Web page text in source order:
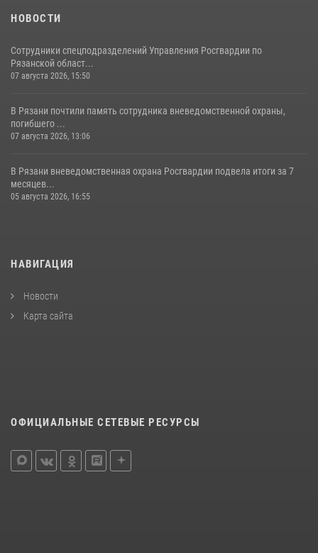
НОВОСТИ
Сотрудники спецподразделений Управления Росгвардии по
Рязанской област...
07 августа 2026, 15:50
В Рязани почтили память сотрудника вневедомственной охраны,
погибшего ...
07 августа 2026, 13:06
В Рязани вневедомственная охрана Росгвардии подвела итоги за 7
месяцев...
05 августа 2026, 16:55
НАВИГАЦИЯ
Новости
Карта сайта
ОФИЦИАЛЬНЫЕ СЕТЕВЫЕ РЕСУРСЫ